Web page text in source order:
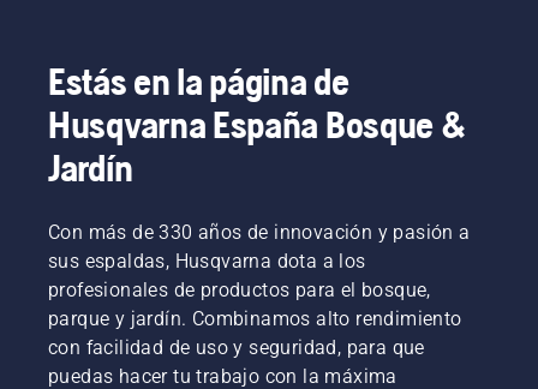
Estás en la página de
Husqvarna España Bosque &
Jardín
Con más de 330 años de innovación y pasión a
sus espaldas, Husqvarna dota a los
profesionales de productos para el bosque,
parque y jardín. Combinamos alto rendimiento
con facilidad de uso y seguridad, para que
puedas hacer tu trabajo con la máxima